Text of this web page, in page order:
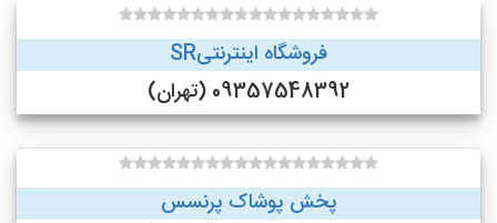
فروشگاه اینترنتیSR
09357548392 (تهران)
پخش پوشاک پرنسس